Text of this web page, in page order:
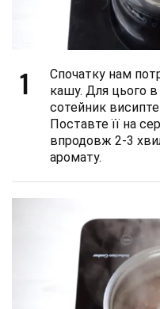
1
Спочатку нам
кашу. Для цього
сотейник
Поставте її на
впродовж 2-3
аромату.